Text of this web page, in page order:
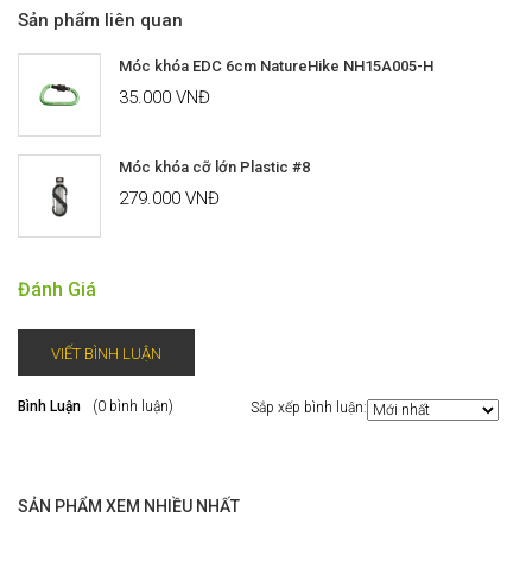
Sản phẩm liên quan
Móc khóa EDC 6cm NatureHike NH15A005-H
35.000 VNĐ
Móc khóa cỡ lớn Plastic #8
279.000 VNĐ
Đánh Giá
VIẾT BÌNH LUẬN
Bình Luận (0 bình luận) Sắp xếp bình luận:
SẢN PHẨM XEM NHIỀU NHẤT